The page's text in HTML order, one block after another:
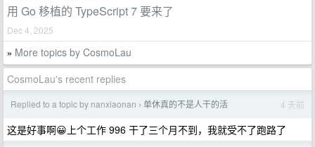
用 Go 移植的 TypeScript 7 要来了
Dec 4, 2025
» More topics by CosmoLau
CosmoLau's recent replies
Replied to a topic by nanxiaonan › 单休真的不是人干的活 4 天前
这是好事啊😀上个工作 996 干了三个月不到，我就受不了跑路了